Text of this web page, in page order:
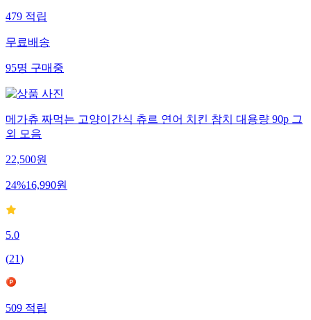
479 적립
무료배송
95명 구매중
메가츄 짜먹는 고양이간식 츄르 연어 치킨 참치 대용량 90p 그
외 모음
22,500원
24%16,990원
5.0
(21)
509 적립